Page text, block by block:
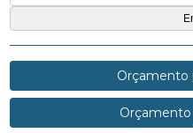
Orçamento